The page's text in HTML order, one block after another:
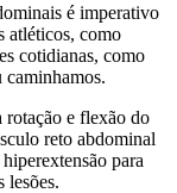
é imperativo
atléticos, como
cotidianas, como
caminhamos.
rotação e flexão do
reto abdominal
para
lesões.